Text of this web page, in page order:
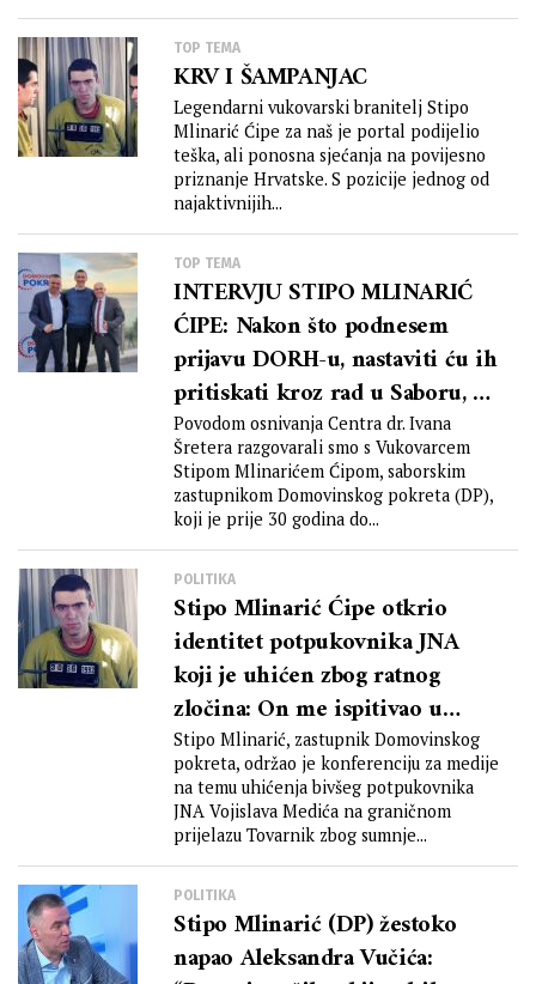
TOP TEMA
KRV I ŠAMPANJAC
Legendarni vukovarski branitelj Stipo
Mlinarić Ćipe za naš je portal podijelio
teška, ali ponosna sjećanja na povijesno
priznanje Hrvatske. S pozicije jednog od
najaktivnijih...
TOP TEMA
INTERVJU STIPO MLINARIĆ
ĆIPE: Nakon što podnesem
prijavu DORH-u, nastaviti ću ih
pritiskati kroz rad u Saboru, a
spreman sam organizirati i
prosvjede ukoliko se po
navedenoj prijavi neće
postupati
Povodom osnivanja Centra dr. Ivana
Šretera razgovarali smo s Vukovarcem
Stipom Mlinarićem Ćipom, saborskim
zastupnikom Domovinskog pokreta (DP),
koji je prije 30 godina do...
POLITIKA
Stipo Mlinarić Ćipe otkrio
identitet potpukovnika JNA
koji je uhićen zbog ratnog
zločina: On me ispitivao u
logoru
Stipo Mlinarić, zastupnik Domovinskog
pokreta, održao je konferenciju za medije
na temu uhićenja bivšeg potpukovnika
JNA Vojislava Medića na graničnom
prijelazu Tovarnik zbog sumnje...
POLITIKA
Stipo Mlinarić (DP) žestoko
napao Aleksandra Vučića: